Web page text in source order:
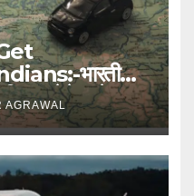
भारतीयों
देने वाले 10
AGRAWAL